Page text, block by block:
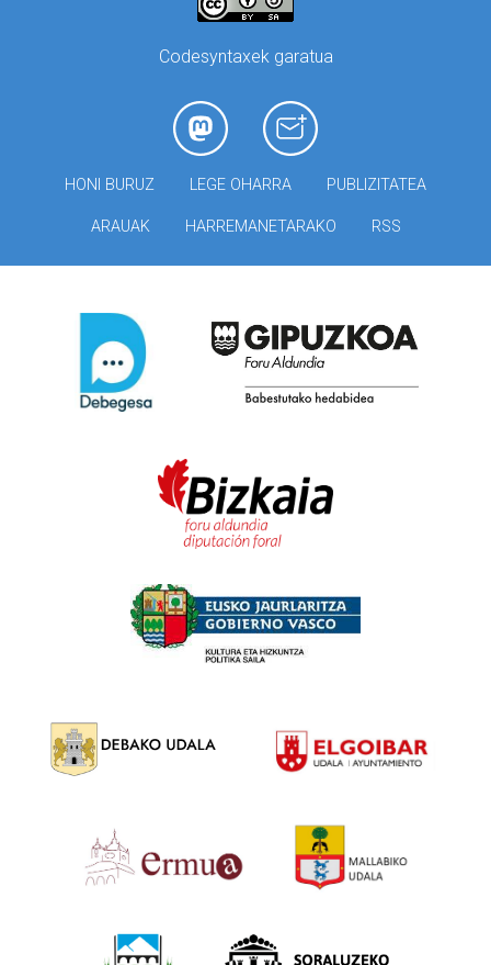
Codesyntaxek garatua
HONI BURUZ LEGE OHARRA PUBLIZITATEA
ARAUAK HARREMANETARAKO RSS